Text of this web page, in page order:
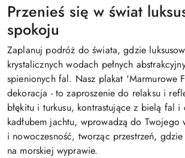
Przenieś się w świat
spokoju
Zaplanuj podróż do świata, gdzie
krystalicznych wodach pełnych
spienionych fal. Nasz plakat 'Marmurowe
dekoracja - to zaproszenie do relaksu i
błękitu i turkusu, kontrastujące z bielą fal i
kadłubem jachtu, wprowadzą do Twojego
i nowoczesność, tworząc przestrzeń,
na morskiej wyprawie.